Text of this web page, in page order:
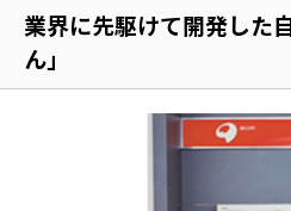
業界に先駆けて開発した
ん」